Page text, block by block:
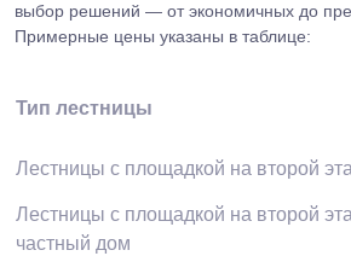
выбор решений — от экономичных до
Примерные цены указаны в таблице:
Тип лестницы
Лестницы с площадкой на второй
Лестницы с площадкой на второй
частный дом